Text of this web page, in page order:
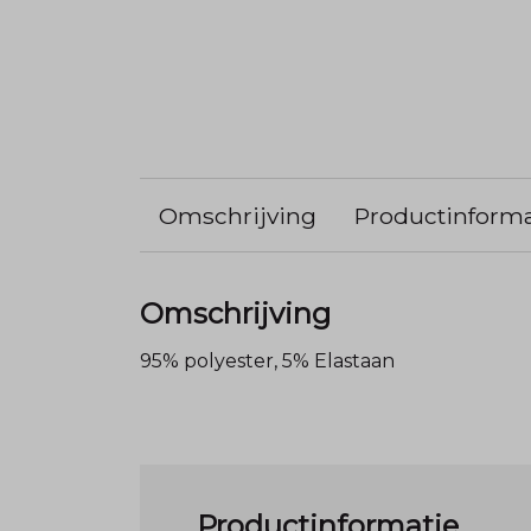
Omschrijving
Omschrijving
95% polyester, 5% Elastaan